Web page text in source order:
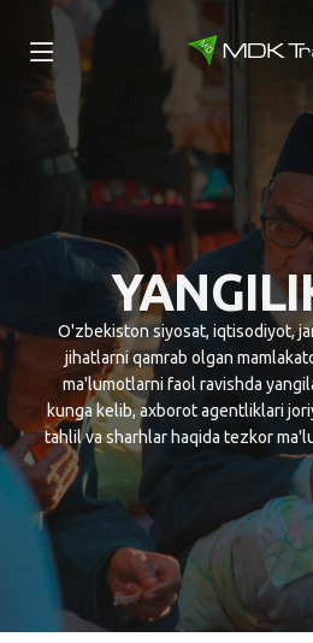
O'zbekiston siyosat, iqtisodiyot,
jihatlarni qamrab olgan
ma'lumotlarni faol ravishda
kunga kelib, axborot agentliklari
tahlil va sharhlar haqida tezkor